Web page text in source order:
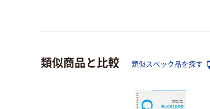
類似商品と比較 類似スペック品を探す